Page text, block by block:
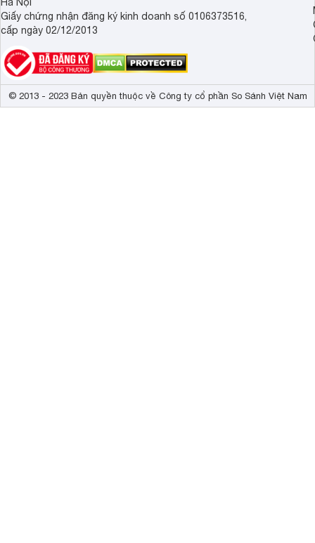
Giấy chứng nhận đăng ký kinh doanh số 0106373516,
cấp ngày 02/12/2013
© 2013 - 2023 Bản quyền thuộc về Công ty cổ phần So Sánh Việt Nam